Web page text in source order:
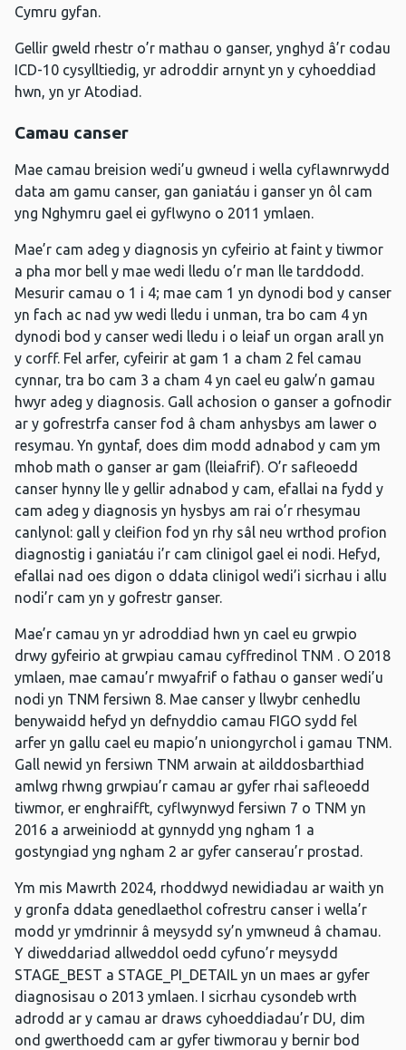
Cymru gyfan.
Gellir gweld rhestr o’r mathau o ganser, ynghyd â’r codau
ICD-10 cysylltiedig, yr adroddir arnynt yn y cyhoeddiad
hwn, yn yr Atodiad.
Camau canser
Mae camau breision wedi’u gwneud i wella cyflawnrwydd
data am gamu canser, gan ganiatáu i ganser yn ôl cam
yng Nghymru gael ei gyflwyno o 2011 ymlaen.
Mae’r cam adeg y diagnosis yn cyfeirio at faint y tiwmor
a pha mor bell y mae wedi lledu o’r man lle tarddodd.
Mesurir camau o 1 i 4; mae cam 1 yn dynodi bod y canser
yn fach ac nad yw wedi lledu i unman, tra bo cam 4 yn
dynodi bod y canser wedi lledu i o leiaf un organ arall yn
y corff. Fel arfer, cyfeirir at gam 1 a cham 2 fel camau
cynnar, tra bo cam 3 a cham 4 yn cael eu galw’n gamau
hwyr adeg y diagnosis. Gall achosion o ganser a gofnodir
ar y gofrestrfa canser fod â cham anhysbys am lawer o
resymau. Yn gyntaf, does dim modd adnabod y cam ym
mhob math o ganser ar gam (lleiafrif). O’r safleoedd
canser hynny lle y gellir adnabod y cam, efallai na fydd y
cam adeg y diagnosis yn hysbys am rai o’r rhesymau
canlynol: gall y cleifion fod yn rhy sâl neu wrthod profion
diagnostig i ganiatáu i’r cam clinigol gael ei nodi. Hefyd,
efallai nad oes digon o ddata clinigol wedi’i sicrhau i allu
nodi’r cam yn y gofrestr ganser.
Mae’r camau yn yr adroddiad hwn yn cael eu grwpio
drwy gyfeirio at grwpiau camau cyffredinol TNM . O 2018
ymlaen, mae camau’r mwyafrif o fathau o ganser wedi’u
nodi yn TNM fersiwn 8. Mae canser y llwybr cenhedlu
benywaidd hefyd yn defnyddio camau FIGO sydd fel
arfer yn gallu cael eu mapio’n uniongyrchol i gamau TNM.
Gall newid yn fersiwn TNM arwain at ailddosbarthiad
amlwg rhwng grwpiau’r camau ar gyfer rhai safleoedd
tiwmor, er enghraifft, cyflwynwyd fersiwn 7 o TNM yn
2016 a arweiniodd at gynnydd yng ngham 1 a
gostyngiad yng ngham 2 ar gyfer canserau’r prostad.
Ym mis Mawrth 2024, rhoddwyd newidiadau ar waith yn
y gronfa ddata genedlaethol cofrestru canser i wella’r
modd yr ymdrinnir â meysydd sy’n ymwneud â chamau.
Y diweddariad allweddol oedd cyfuno’r meysydd
STAGE_BEST a STAGE_PI_DETAIL yn un maes ar gyfer
diagnosisau o 2013 ymlaen. I sicrhau cysondeb wrth
adrodd ar y camau ar draws cyhoeddiadau’r DU, dim
ond gwerthoedd cam ar gyfer tiwmorau y bernir bod